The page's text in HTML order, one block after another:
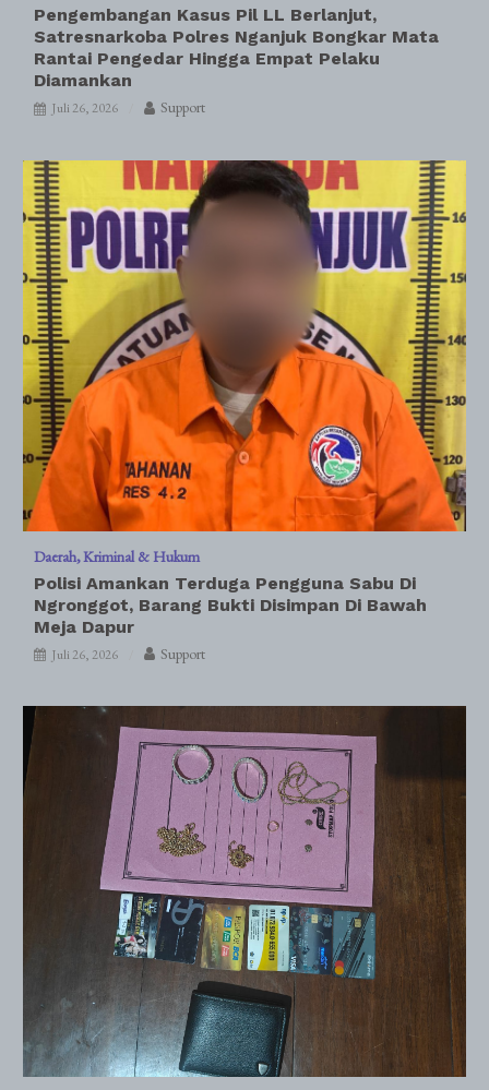
Pengembangan Kasus Pil LL Berlanjut,
Satresnarkoba Polres Nganjuk Bongkar Mata
Rantai Pengedar Hingga Empat Pelaku
Diamankan
Juli 26, 2026 Support
Daerah Kriminal & Hukum
Polisi Amankan Terduga Pengguna Sabu Di
Ngronggot, Barang Bukti Disimpan Di Bawah
Meja Dapur
Juli 26, 2026 Support